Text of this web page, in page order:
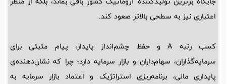
اعتباری نیز به سطحی بالاتر صعود کند.
کسب رتبه A و حفظ چشم‌انداز پایدار، پیام مثبتی برای
سرمایه‌گذاران، سهام‌داران و بازار سرمایه دارد؛ چرا که نشان‌دهنده‌ی
پایداری مالی، برنامه‌ریزی استراتژیک و اعتماد بازار سرمایه به